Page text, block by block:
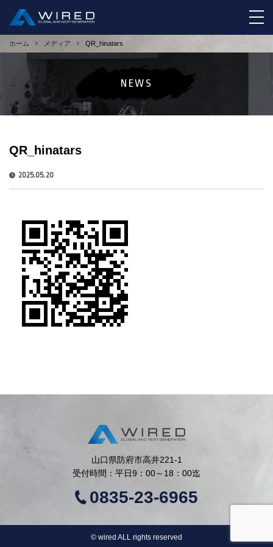
ホーム メディア QR_hinatars
NEWS
QR_hinatars
2025.05.20
山口県防府市高井221-1
受付時間：平日9：00～18：00迄
0835-23-6965
©︎ wired ALL rights reserved